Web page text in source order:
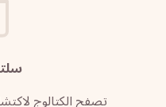
تصفح الكتالوج